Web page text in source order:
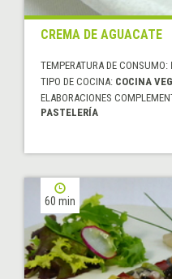
CREMA DE AGUACATE
TEMPERATURA DE CONSUMO:
TIPO DE COCINA: COCINA
ELABORACIONES
PASTELERÍA
60 min